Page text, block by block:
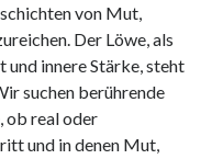
von Mut,
Der Löwe, als
innere Stärke, steht
suchen berührende
ob real oder
und in denen Mut,